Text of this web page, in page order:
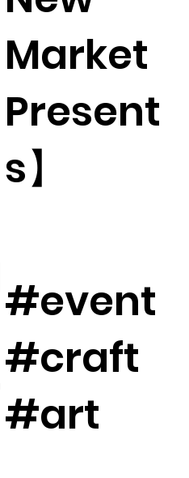
Market
Present
s】
#event
#craft
#art